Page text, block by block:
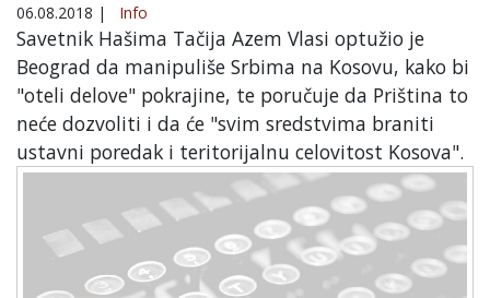
06.08.2018 | Info
Savetnik Hašima Tačija Azem Vlasi optužio je
Beograd da manipuliše Srbima na Kosovu, kako bi
"oteli delove" pokrajine, te poručuje da Priština to
neće dozvoliti i da će "svim sredstvima braniti
ustavni poredak i teritorijalnu celovitost Kosova".